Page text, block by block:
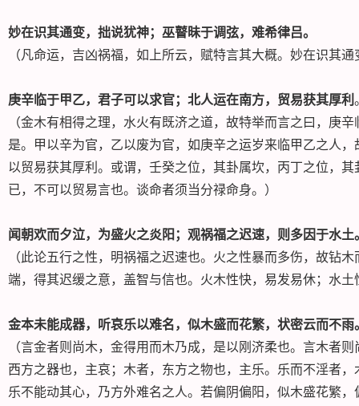
妙在识其通变，拙说犹神；巫瞽昧于调弦，难希律吕。
（凡命运，吉凶祸福，如上所云，赋特言其大概。妙在识其
庚辛临于甲乙，君子可以求官；北人运在南方，贸易获其厚利
（金木有相得之理，水火有既济之道，故特举而言之曰，庚
是。甲以辛为官，乙以废为官，如庚辛之运岁来临甲乙之人
以贸易获其厚利。或谓，壬癸之位，其卦属坎，丙丁之位，
已，不可以贸易言也。谈命者须当分禄命身。）
闻朝欢而夕泣，为盛火之炎阳；观祸福之迟速，则多因于水土
（此论五行之性，明祸福之迟速也。火之性暴而多伤，故钻
端，得其迟缓之意，盖智与信也。火木性快，易发易休；水土
金本未能成器，听哀乐以难名，似木盛而花繁，状密云而不雨
（言金者则尚木，金得用而木乃成，是以刚济柔也。言木者
西方之器也，主哀；木者，东方之物也，主乐。乐而不淫者
乐不能动其心，乃方外难名之人。若偏阴偏阳，似木盛花繁